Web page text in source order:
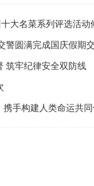
大名菜系列评选活
警圆满完成国庆假期
筑牢纪律安全双防线
手构建人类命运共